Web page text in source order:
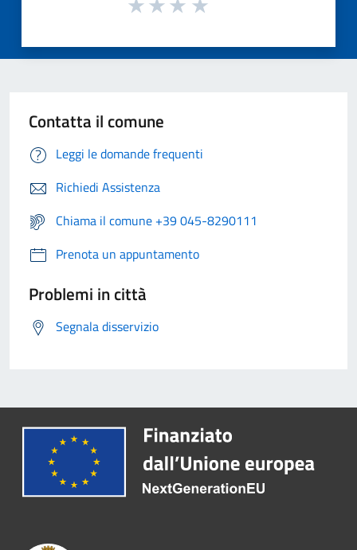
Contatta il comune
Leggi le domande frequenti
Richiedi Assistenza
Chiama il comune +39 045-8290111
Prenota un appuntamento
Problemi in città
Segnala disservizio